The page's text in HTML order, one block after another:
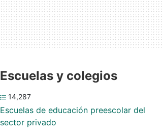
Escuelas y colegios
14,287
Escuelas de educación preescolar del
sector privado